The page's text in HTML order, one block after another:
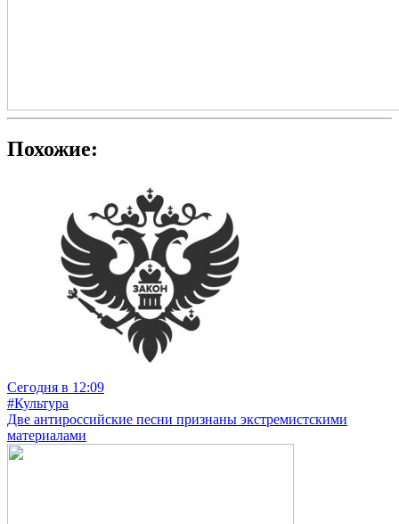
Похожие:
Сегодня в 12:09
#Культура
Две антироссийские песни признаны экстремистскими
материалами